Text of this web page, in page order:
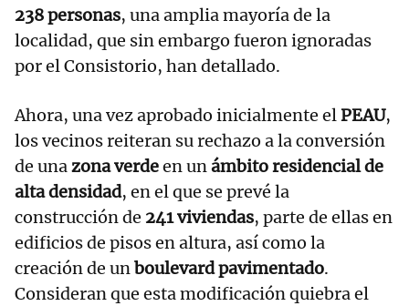
238 personas, una amplia mayoría de la
localidad, que sin embargo fueron ignoradas
por el Consistorio, han detallado.
Ahora, una vez aprobado inicialmente elPEAU,
los vecinos reiteran su rechazo a la conversión
de unazona verdeen unámbito residencial de
alta densidad, en el que se prevé la
construcción de 241 viviendas, parte de ellas en
edificios de pisos en altura, así como la
creación de unboulevard pavimentado.
Consideran que esta modificación quiebra el